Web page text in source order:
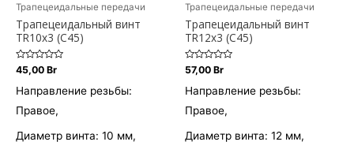
Трапецеидальные передачи
Трапецеидальный винт
TR10х3 (С45)
Оценка
0
из
5
45,00 Br
Направление резьбы:
Правое,
Диаметр винта: 10 мм,
Трапецеидальные передачи
Трапецеидальный винт
TR12х3 (С45)
Оценка
0
из
5
57,00 Br
Направление резьбы:
Правое,
Диаметр винта: 12 мм,